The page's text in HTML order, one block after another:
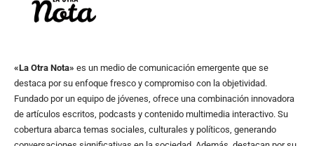
«La Otra Nota» es un medio de comunicación emergente que se
destaca por su enfoque fresco y compromiso con la objetividad.
Fundado por un equipo de jóvenes, ofrece una combinación innovadora
de artículos escritos, podcasts y contenido multimedia interactivo. Su
cobertura abarca temas sociales, culturales y políticos, generando